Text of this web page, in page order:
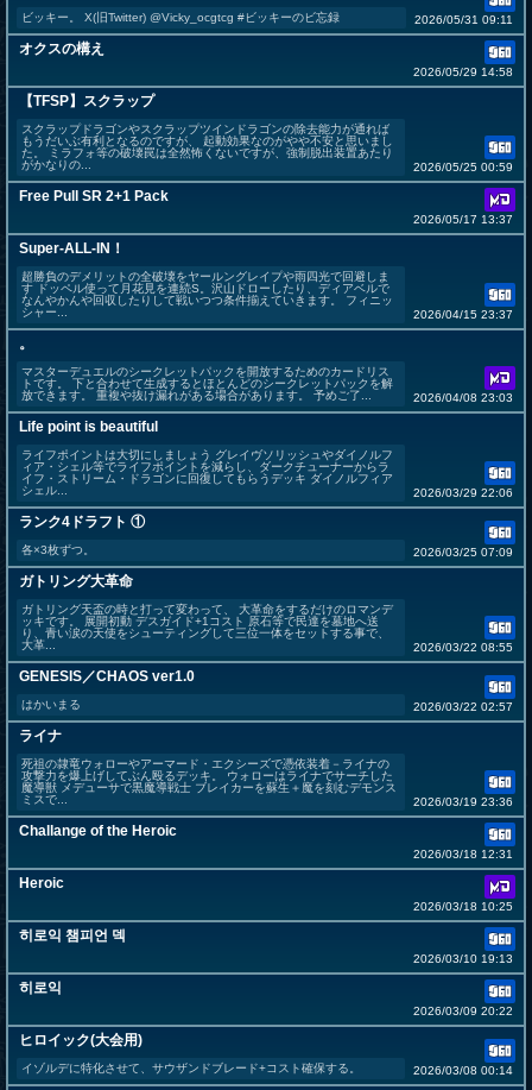
ビッキー。 X(旧Twitter) @Vicky_ocgtcg #ビッキーのビ忘録 2026/05/31 09:11
オクスの構え
2026/05/29 14:58
【TFSP】スクラップ
スクラップドラゴンやスクラップツインドラゴンの除去能力が通れば
もうだいぶ有利となるのですが、 起動効果なのがやや不安と思いまし
た。 ミラフォ等の破壊罠は全然怖くないですが、強制脱出装置あたり
がかなりの...
2026/05/25 00:59
Free Pull SR 2+1 Pack
2026/05/17 13:37
Super-ALL-IN！
超勝負のデメリットの全破壊をヤールングレイプや雨四光で回避しま
す ドッペル使って月花見を連続S。沢山ドローしたり、ディアベルで
なんやかんや回収したりして戦いつつ条件揃えていきます。 フィニッ
シャー...
2026/04/15 23:37
。
マスターデュエルのシークレットパックを開放するためのカードリス
トです。 下と合わせて生成するとほとんどのシークレットパックを解
放できます。 重複や抜け漏れがある場合があります。 予めご了...
2026/04/08 23:03
Life point is beautiful
ライフポイントは大切にしましょう グレイヴソリッシュやダイノルフ
ィア・シェル等でライフポイントを減らし、ダークチューナーからラ
イフ・ストリーム・ドラゴンに回復してもらうデッキ ダイノルフィア
シェル...
2026/03/29 22:06
ランク4ドラフト ①
各×3枚ずつ。 2026/03/25 07:09
ガトリング大革命
ガトリング天盃の時と打って変わって、 大革命をするだけのロマンデ
ッキです。 展開初動 デスガイド+1コスト 原石等で民達を墓地へ送
り、青い涙の天使をシューティングして三位一体をセットする事で、
大革...
2026/03/22 08:55
GENESIS／CHAOS ver1.0
はかいまる 2026/03/22 02:57
ライナ
死祖の隷竜ウォローやアーマード・エクシーズで憑依装着－ライナの
攻撃力を爆上げしてぶん殴るデッキ。 ウォローはライナでサーチした
魔導獣 メデューサで黒魔導戦士 ブレイカーを蘇生＋魔を刻むデモンス
ミスで...
2026/03/19 23:36
Challange of the Heroic
2026/03/18 12:31
Heroic
2026/03/18 10:25
히로익 챔피언 덱
2026/03/10 19:13
히로익
2026/03/09 20:22
ヒロイック(大会用)
イゾルデに特化させて、サウザンドブレード+コスト確保する。 2026/03/08 00:14